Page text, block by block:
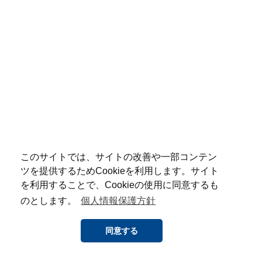
このサイトでは、サイトの改善や一部コンテン
ツを提供するためCookieを利用します。サイト
を利用することで、Cookieの使用に同意するも
のとします。
個人情報保護方針
同意する